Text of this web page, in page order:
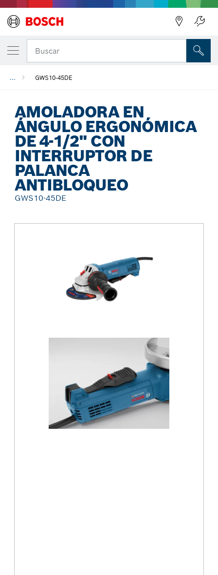
Buscar
... GWS10-45DE
AMOLADORA EN
ÁNGULO ERGONÓMICA
DE 4-1/2" CON
INTERRUPTOR DE
PALANCA
ANTIBLOQUEO
GWS10-45DE